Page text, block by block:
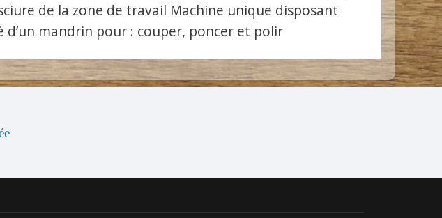
de la zone de travail Machine unique disposant
mandrin pour : couper, poncer et polir